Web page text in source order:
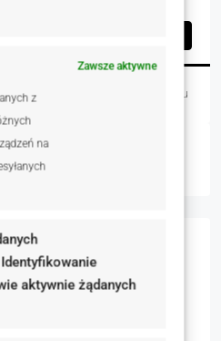
Zawsze aktywne
z
na
aktywnie żądanych
1 dzień temu